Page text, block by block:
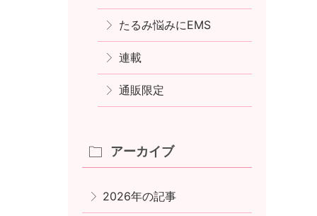
たるみ悩みにEMS
連載
通販限定
アーカイブ
2026年の記事